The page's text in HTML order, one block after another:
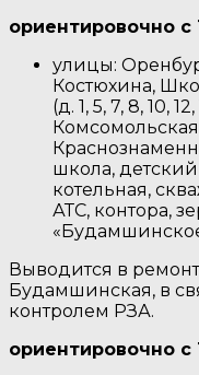
ориентировочно с
улицы:
Костюхина,
(д. 1, 5, 7, 8, 10,
Комсомольская
школа,
котельная,
АТС, контора,
Выводится в
Будамшинская, в
контролем РЗА.
ориентировочно с